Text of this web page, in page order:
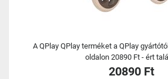
A QPlay QPlay terméket a QPlay
oldalon 20890 Ft - ért
20890 Ft